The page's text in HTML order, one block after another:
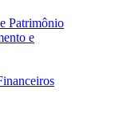
Patrimônio
e